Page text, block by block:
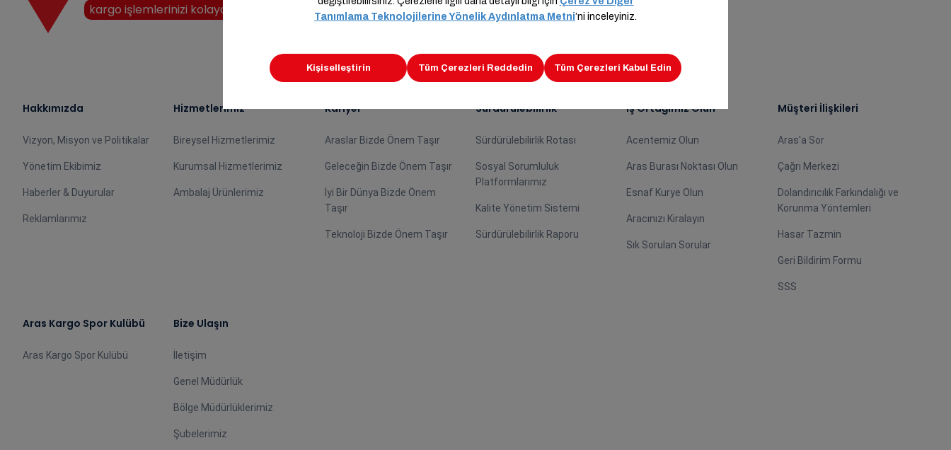
kargo işlemlerinizi kolayca halledin!
Hakkımızda
Vizyon, Misyon ve Politikalar
Yönetim Ekibimiz
Haberler & Duyurular
Reklamlarımız
Hizmetlerimiz
Bireysel Hizmetlerimiz
Kurumsal Hizmetlerimiz
Ambalaj Ürünlerimiz
Kariyer
Araslar Bizde Önem Taşır
Geleceğin Bizde Önem Taşır
İyi Bir Dünya Bizde Önem
Taşır
Teknoloji Bizde Önem Taşır
Sürdürülebilirlik
Sürdürülebilirlik Rotası
Sosyal Sorumluluk
Platformlarımız
Kalite Yönetim Sistemi
Sürdürülebilirlik Raporu
İş Ortağımız Olun
Acentemiz Olun
Aras Burası Noktası Olun
Esnaf Kurye Olun
Aracınızı Kiralayın
Sık Sorulan Sorular
Müşteri İlişkileri
Aras'a Sor
Çağrı Merkezi
Dolandırıcılık Farkındalığı ve
Korunma Yöntemleri
Hasar Tazmin
Geri Bildirim Formu
SSS
Aras Kargo Spor Kulübü
Aras Kargo Spor Kulübü
Bize Ulaşın
İletişim
Genel Müdürlük
Bölge Müdürlüklerimiz
Şubelerimiz